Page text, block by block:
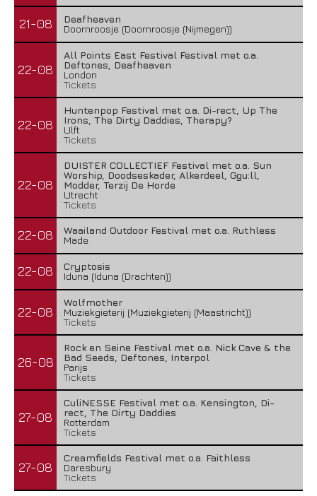
21-08
Deafheaven
Doornroosje (Doornroosje (Nijmegen))
22-08
All Points East Festival Festival met o.a.
Deftones, Deafheaven
London
Tickets
22-08
Huntenpop Festival met o.a. Di-rect, Up The
Irons, The Dirty Daddies, Therapy?
Ulft
Tickets
22-08
DUISTER COLLECTIEF Festival met o.a. Sun
Worship, Doodseskader, Alkerdeel, Ggu:ll,
Modder, Terzij De Horde
Utrecht
Tickets
22-08
Waailand Outdoor Festival met o.a. Ruthless
Made
22-08
Cryptosis
Iduna (Iduna (Drachten))
22-08
Wolfmother
Muziekgieterij (Muziekgieterij (Maastricht))
Tickets
26-08
Rock en Seine Festival met o.a. Nick Cave & the
Bad Seeds, Deftones, Interpol
Parijs
Tickets
27-08
CuliNESSE Festival met o.a. Kensington, Di-
rect, The Dirty Daddies
Rotterdam
Tickets
27-08
Creamfields Festival met o.a. Faithless
Daresbury
Tickets